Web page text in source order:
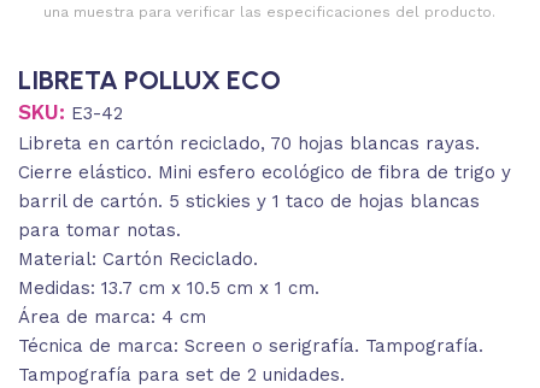
una muestra para verificar las especificaciones del producto.
LIBRETA POLLUX ECO
SKU: E3-42
Libreta en cartón reciclado, 70 hojas blancas rayas.
Cierre elástico. Mini esfero ecológico de fibra de trigo y
barril de cartón. 5 stickies y 1 taco de hojas blancas
para tomar notas.
Material: Cartón Reciclado.
Medidas: 13.7 cm x 10.5 cm x 1 cm.
Área de marca: 4 cm
Técnica de marca: Screen o serigrafía. Tampografía.
Tampografía para set de 2 unidades.